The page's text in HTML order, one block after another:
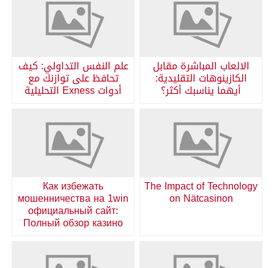
الالعاب المباشرة مقابل
الكازينوهات التقليدية:
أيهما يناسبك أكثر؟
علم النفس التداولي: كيف
تحافظ على توازنك مع
أدوات Exness التحليلية
The Impact of Technology
on Nätcasinon
Как избежать
мошенничества на 1win
официальный сайт:
Полный обзор казино